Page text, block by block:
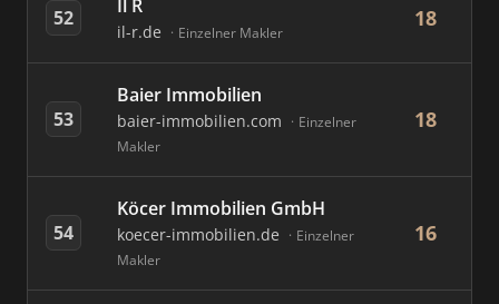
52 Il R
il-r.de Einzelner Makler
18
53
Baier Immobilien
baier-immobilien.com
Einzelner
Makler
18
54
Köcer Immobilien GmbH
koecer-immobilien.de
Einzelner
Makler
16